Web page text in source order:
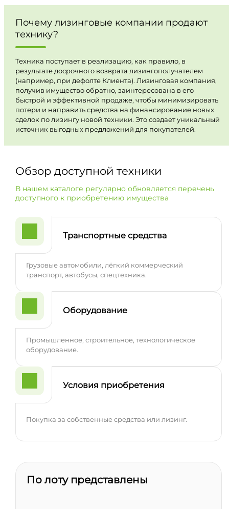
Почему лизинговые компании продают
технику?
Техника поступает в реализацию, как правило, в
результате досрочного возврата лизингополучателем
(например, при дефолте Клиента). Лизинговая компания,
получив имущество обратно, заинтересована в его
быстрой и эффективной продаже, чтобы минимизировать
потери и направить средства на финансирование новых
сделок по лизингу новой техники. Это создает уникальный
источник выгодных предложений для покупателей.
Обзор доступной техники
В нашем каталоге регулярно обновляется перечень
доступного к приобретению имущества
Транспортные средства
Грузовые автомобили, лёгкий коммерческий
транспорт, автобусы, спецтехника.
Оборудование
Промышленное, строительное, технологическое
оборудование.
Условия приобретения
Покупка за собственные средства или лизинг.
По лоту представлены